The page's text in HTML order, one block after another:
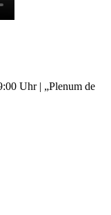
Uhr | „Plenum de